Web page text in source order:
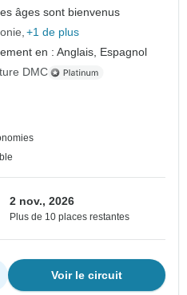
âges sont bienvenus
+1 de plus
en : Anglais, Espagnol
DMC
2 nov., 2026
Plus de 10 places restantes
Voir le circuit